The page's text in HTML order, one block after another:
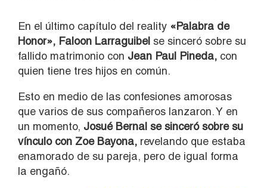
En el último capítulo del reality «Palabra de
Honor», Faloon Larraguibel se sinceró sobre su
fallido matrimonio con Jean Paul Pineda, con
quien tiene tres hijos en común.
Esto en medio de las confesiones amorosas
que varios de sus compañeros lanzaron. Y en
un momento, Josué Bernal se sinceró sobre su
vínculo con Zoe Bayona, revelando que estaba
enamorado de su pareja, pero de igual forma
la engañó.